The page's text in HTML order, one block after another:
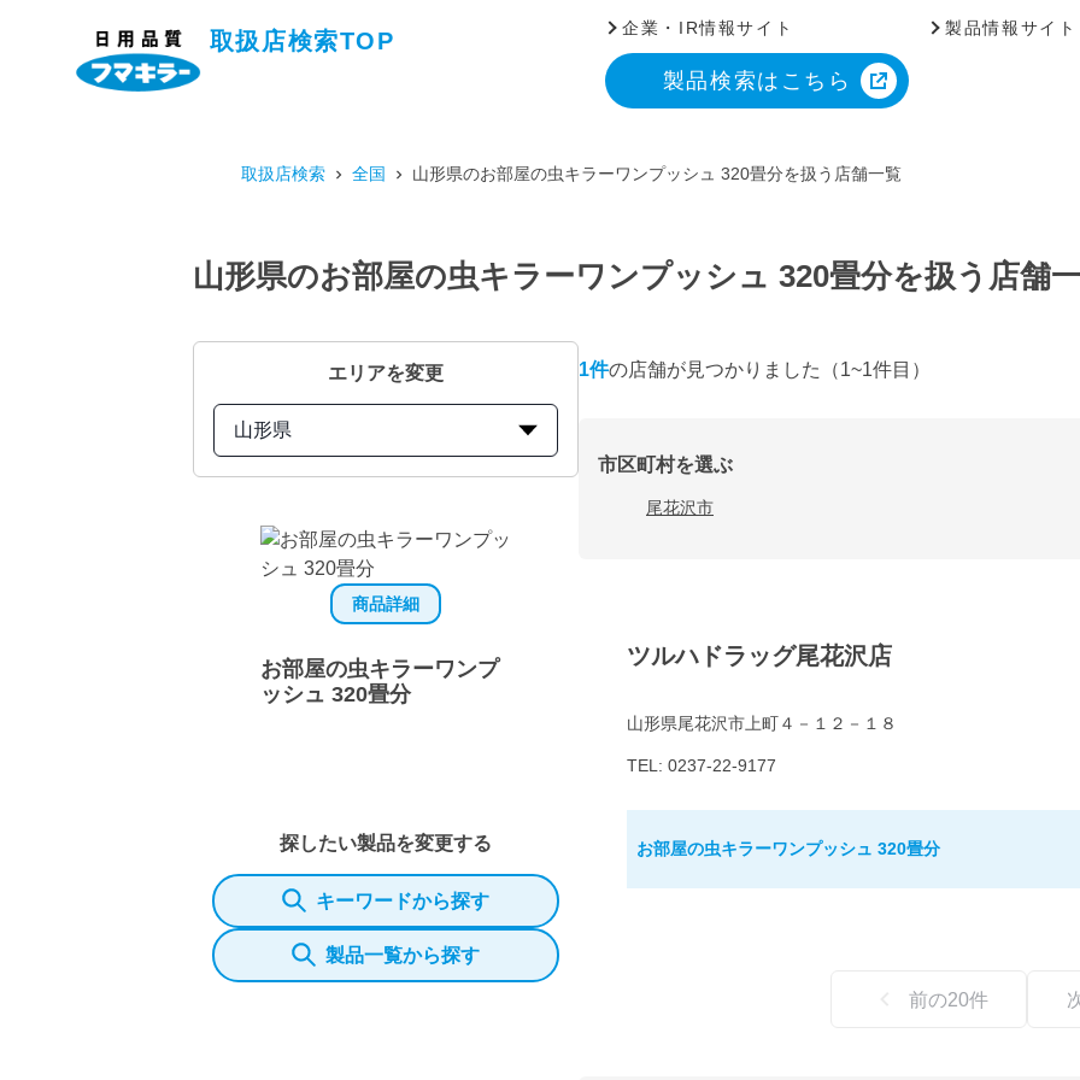
取扱店検索TOP
企業・IR情報サイト 製品情報サイト
製品検索はこちら
取扱店検索 全国 山形県のお部屋の虫キラーワンプッシュ 320畳分を扱う店舗一覧
山形県のお部屋の虫キラーワンプッシュ 320畳分を扱う店舗
エリアを変更
山形県
商品詳細
お部屋の虫キラーワンプ
ッシュ 320畳分
探したい製品を変更する
キーワードから探す
製品一覧から探す
1件の店舗が見つかりました （1~1件目）
市区町村を選ぶ
尾花沢市
ツルハドラッグ尾花沢店
山形県尾花沢市上町４－１２－１８
TEL: 0237-22-9177
お部屋の虫キラーワンプッシュ 320畳分
前の20件